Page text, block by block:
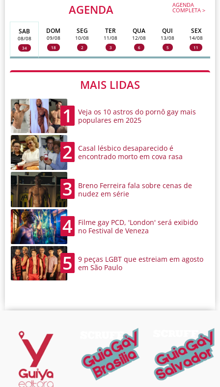
AGENDA AGENDA
COMPLETA >
SAB
08/08
34
DOM
09/08
18
SEG
10/08
2
TER
11/08
3
QUA
12/08
6
QUI
13/08
5
SEX
14/08
11
MAIS LIDAS
1
Veja os 10 astros do pornô gay mais
populares em 2025
2
Casal lésbico desaparecido é
encontrado morto em cova rasa
3
Breno Ferreira fala sobre cenas de
nudez em série
4
Filme gay PCD, 'London' será exibido
no Festival de Veneza
5
9 peças LGBT que estreiam em agosto
em São Paulo